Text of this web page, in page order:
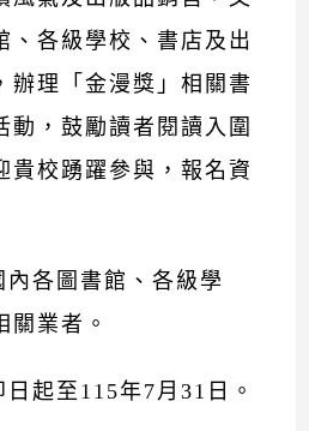
、各級學校、書店及出
辦理「金漫獎」相關書
動，鼓勵讀者閱讀入圍
貴校踴躍參與，報名資
各圖書館、各級學
關業者。
起至115年7月31日。